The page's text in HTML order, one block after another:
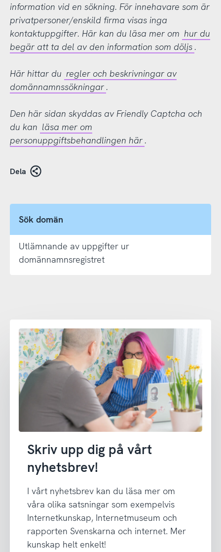
information vid en sökning. För innehavare som är
privatpersoner/enskild firma visas inga
kontaktuppgifter. Här kan du läsa mer om hur du
begär att ta del av den information som döljs .
Här hittar du regler och beskrivningar av
domännamnssökningar .
Den här sidan skyddas av Friendly Captcha och
du kan läsa mer om
personuppgiftsbehandlingen här .
Dela
Sök domän
Utlämnande av uppgifter ur
domännamnsregistret
Skriv upp dig på vårt
nyhetsbrev!
I vårt nyhetsbrev kan du läsa mer om
våra olika satsningar som exempelvis
Internetkunskap, Internetmuseum och
rapporten Svenskarna och internet. Mer
kunskap helt enkelt!